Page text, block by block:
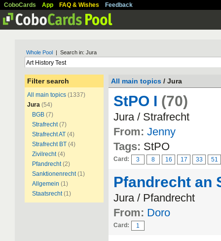
CoboCards App FAQ & Wishes Feedback
Whole Pool | Search in: Jura
Filter search
All main topics (1337)
Jura (54)
BGB (7)
Strafrecht (7)
Strafrecht AT (4)
Strafrecht BT (4)
Zivilrecht (4)
Pfandrecht (2)
Sanktionenrecht (1)
Allgemein (1)
Staatsrecht (1)
All main topics / Jura
StPO I (70)
Jura / Strafrecht
From: Jenny
Tags: StPO
Card: 3 8 16 17 33 51
Pfandrecht an
Jura / Pfandrecht
From: Doro
Card: 1